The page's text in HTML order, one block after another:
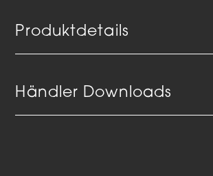
Produktdetails
Händler Downloads